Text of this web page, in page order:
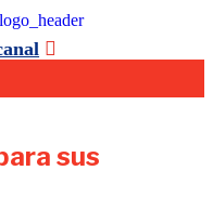
sus